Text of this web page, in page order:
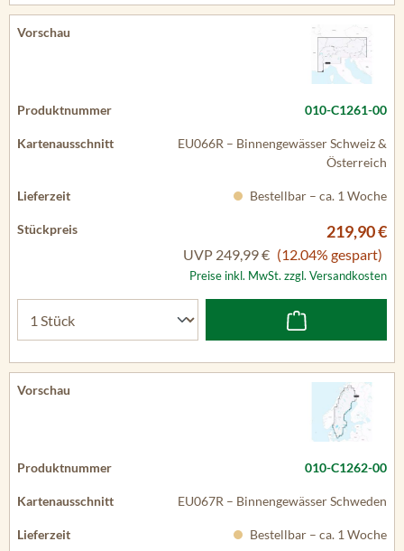
010-C1261-00
EU066R – Binnengewässer Schweiz &
Österreich
Bestellbar – ca. 1 Woche
219,90 €
UVP 249,99 € (12.04% gespart)
Preise inkl. MwSt. zzgl. Versandkosten
010-C1262-00
EU067R – Binnengewässer Schweden
Bestellbar – ca. 1 Woche